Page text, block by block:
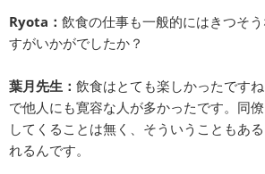
Ryota： 飲食の仕事も一般的にはきつそ
すがいかがでしたか？
葉月先生： 飲食はとても楽しかったです
で他人にも寛容な人が多かったです。同
してくることは無く、そういうこともあ
れるんです。